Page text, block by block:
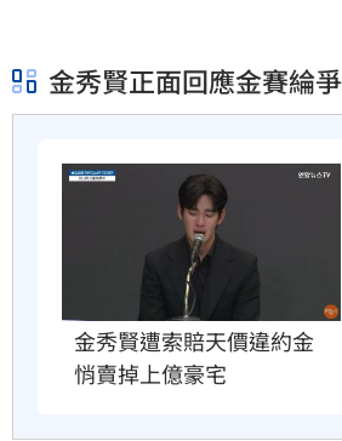
金秀賢正面回應金賽綸
金秀賢遭索賠天價違約金
悄賣掉上億豪宅